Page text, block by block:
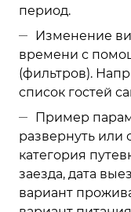
период.
Изменение
времени с
(фильтров).
список гостей
Пример
развернуть или
категория
заезда, дата
вариант